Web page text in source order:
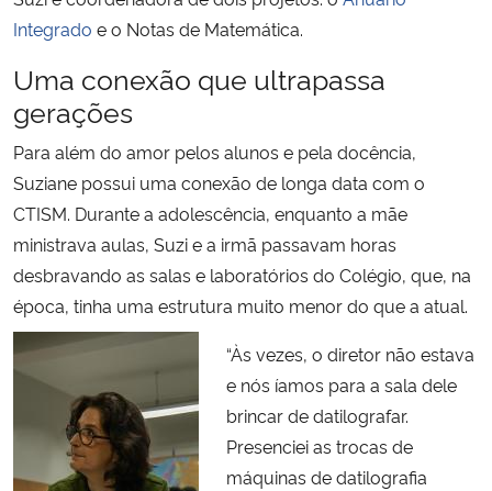
Integrado e o Notas de Matemática.
Uma conexão que ultrapassa
gerações
Para além do amor pelos alunos e pela docência,
Suziane possui uma conexão de longa data com o
CTISM. Durante a adolescência, enquanto a mãe
ministrava aulas, Suzi e a irmã passavam horas
desbravando as salas e laboratórios do Colégio, que, na
época, tinha uma estrutura muito menor do que a atual.
“Às vezes, o diretor não estava
e nós íamos para a sala dele
brincar de datilografar.
Presenciei as trocas de
máquinas de datilografia